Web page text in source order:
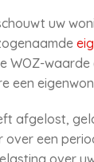
uw
WOZ-
een
afgelost,
over een
over